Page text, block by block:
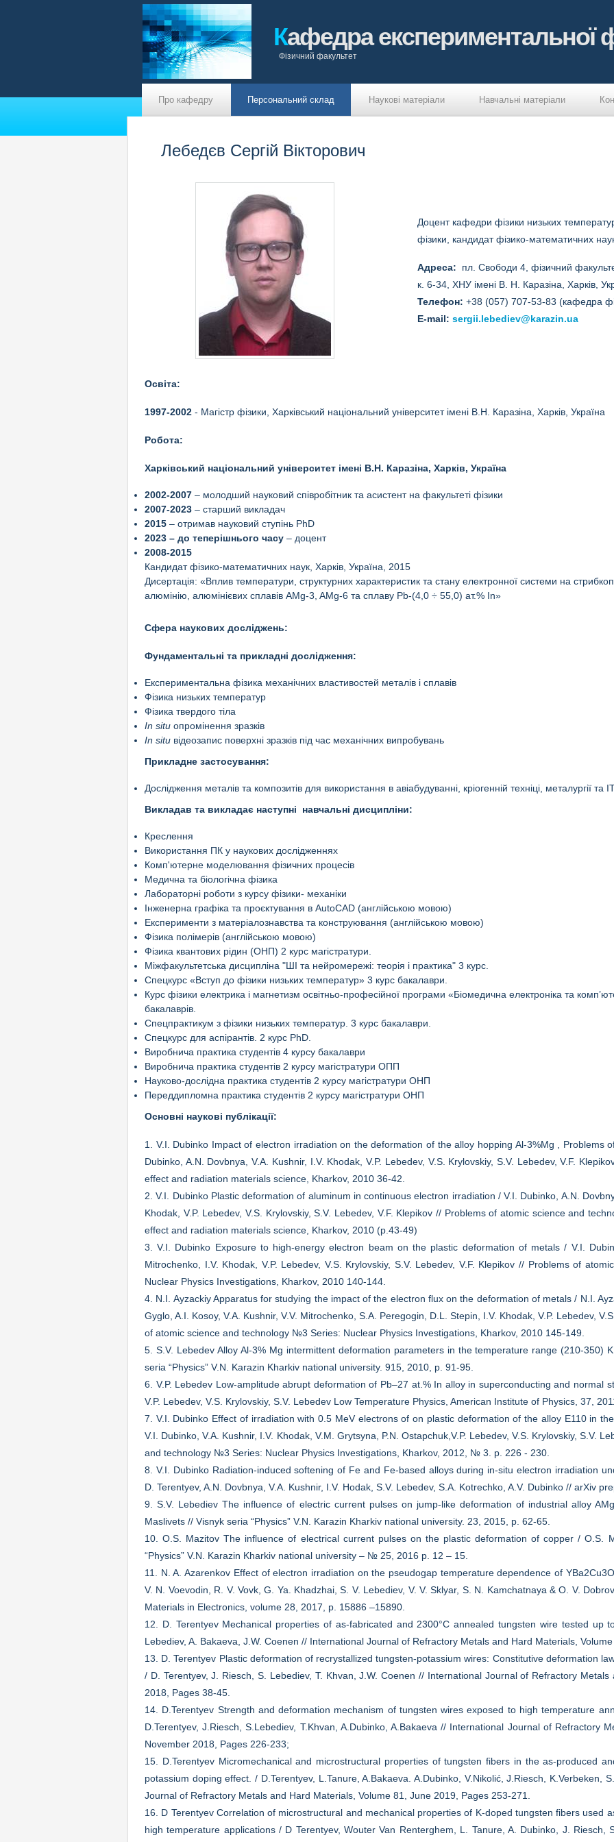
Кафедра експериментальної
Фізичний факультет
Про кафедру Персональний склад Наукові матеріали Навчальні матеріали
Лебедєв Сергій Вікторович
Доцент кафедри фізики низьких
фізики, кандидат фізико-математичних
Адресa: пл. Свободи 4, фізичний
к. 6-34, ХНУ імені В. Н. Каразіна, Харків,
Телефон: +38 (057) 707-53-83 (кафедра
E-mail: sergii.lebediev@karazin.ua
Освіта:
1997-2002 - Магістр фізики, Харківський національний університет імені В.Н. Каразіна, Харків, Україна
Робота:
Харківський національний університет імені В.Н. Каразіна, Харків, Україна
2002-2007 – молодший науковий співробітник та асистент на факультеті фізики
2007-2023 – старший викладач
2015 – отримав науковий ступінь PhD
2023 – до теперішнього часу – доцент
2008-2015
Кандидат фізико-математичних наук, Харків, Україна, 2015
Дисертація: «Вплив температури, структурних характеристик та стану електронної системи на
алюмінію, алюмінієвих сплавів AMg-3, AMg-6 та сплаву Pb-(4,0 ÷ 55,0) ат.% In»
Сфера наукових досліджень:
Фундаментальні та прикладні дослідження:
Експериментальна фізика механічних властивостей металів і сплавів
Фізика низьких температур
Фізика твердого тіла
In situ опромінення зразків
In situ відеозапис поверхні зразків під час механічних випробувань
Прикладне застосування:
Дослідження металів та композитів для використання в авіабудуванні, кріогенній техніці, металургії та
Викладав та викладає наступні навчальні дисципліни:
Креслення
Використання ПК у наукових дослідженнях
Комп'ютерне моделювання фізичних процесів
Медична та біологічна фізика
Лабораторні роботи з курсу фізики- механіки
Інженерна графіка та проєктування в AutoCAD (англійською мовою)
Експерименти з матеріалознавства та конструювання (англійською мовою)
Фізика полімерів (англійською мовою)
Фізика квантових рідин (ОНП) 2 курс магістратури.
Міжфакультетська дисципліна "ШІ та нейромережі: теорія і практика" 3 курс.
Спецкурс «Вступ до фізики низьких температур» 3 курс бакалаври.
Курс фізики електрика і магнетизм освітньо-професійної програми «Біомедична електроніка та
бакалаврів.
Спецпрактикум з фізики низьких температур. 3 курс бакалаври.
Спецкурс для аспірантів. 2 курс PhD.
Виробнича практика студентів 4 курсу бакалаври
Виробнича практика студентів 2 курсу магістратури ОПП
Науково-дослідна практика студентів 2 курсу магістратури ОНП
Переддипломна практика студентів 2 курсу магістратури ОНП
Основні наукові публікації:
1. V.I. Dubinko Impact of electron irradiation on the deformation of the alloy hopping Al-3%Mg , Problems
Dubinko, A.N. Dovbnya, V.A. Kushnir, I.V. Khodak, V.P. Lebedev, V.S. Krylovskiy, S.V. Lebedev, V.F.
effect and radiation materials science, Kharkov, 2010 36-42.
2. V.I. Dubinko Plastic deformation of aluminum in continuous electron irradiation / V.I. Dubinko, A.N.
Khodak, V.P. Lebedev, V.S. Krylovskiy, S.V. Lebedev, V.F. Klepikov // Problems of atomic science and
effect and radiation materials science, Kharkov, 2010 (p.43-49)
3. V.I. Dubinko Exposure to high-energy electron beam on the plastic deformation of metals / V.I.
Mitrochenko, I.V. Khodak, V.P. Lebedev, V.S. Krylovskiy, S.V. Lebedev, V.F. Klepikov // Problems of
Nuclear Physics Investigations, Kharkov, 2010 140-144.
4. N.I. Ayzackiy Apparatus for studying the impact of the electron flux on the deformation of metals / N.I.
Gyglo, A.I. Kosoy, V.A. Kushnir, V.V. Mitrochenko, S.А. Peregogin, D.L. Stepin, I.V. Khodak, V.P. Lebedev,
of atomic science and technology №3 Series: Nuclear Physics Investigations, Kharkov, 2010 145-149.
5. S.V. Lebedev Alloy Al-3% Mg intermittent deformation parameters in the temperature range (210-350)
seria “Physics” V.N. Karazin Kharkiv national university. 915, 2010, p. 91-95.
6. V.P. Lebedev Low-amplitude abrupt deformation of Pb–27 at.% In alloy in superconducting and normal
V.P. Lebedev, V.S. Krylovskiy, S.V. Lebedev Low Temperature Physics, American Institute of Physics, 37,
7. V.I. Dubinko Effect of irradiation with 0.5 MeV electrons of on plastic deformation of the alloy Е110 in
V.I. Dubinko, V.A. Kushnir, I.V. Khodak, V.M. Grytsyna, P.N. Ostapchuk,V.P. Lebedev, V.S. Krylovskiy, S.V.
and technology №3 Series: Nuclear Physics Investigations, Kharkov, 2012, № 3. p. 226 - 230.
8. V.I. Dubinko Radiation-induced softening of Fe and Fe-based alloys during in-situ electron irradiation
D. Terentyev, A.N. Dovbnya, V.A. Kushnir, I.V. Hodak, S.V. Lebedev, S.A. Kotrechko, A.V. Dubinko // arXiv
9. S.V. Lebediev The influence of electric current pulses on jump-like deformation of industrial alloy
Maslivets // Visnyk seria “Physics” V.N. Karazin Kharkiv national university. 23, 2015, p. 62-65.
10. O.S. Mazitov The influence of electrical current pulses on the plastic deformation of copper / O.S.
“Physics” V.N. Karazin Kharkiv national university – № 25, 2016 p. 12 – 15.
11. N. A. Azarenkov Effect of electron irradiation on the pseudogap temperature dependence of
V. N. Voevodin, R. V. Vovk, G. Ya. Khadzhai, S. V. Lebediev, V. V. Sklyar, S. N. Kamchatnaya & O. V.
Materials in Electronics, volume 28, 2017, p. 15886 –15890.
12. D. Terentyev Mechanical properties of as-fabricated and 2300°C annealed tungsten wire tested up
Lebediev, A. Bakaeva, J.W. Coenen // International Journal of Refractory Metals and Hard Materials,
13. D. Terentyev Plastic deformation of recrystallized tungsten-potassium wires: Constitutive deformation
/ D. Terentyev, J. Riesch, S. Lebediev, T. Khvan, J.W. Coenen // International Journal of Refractory
2018, Pages 38-45.
14. D.Terentyev Strength and deformation mechanism of tungsten wires exposed to high temperature
D.Terentyev, J.Riesch, S.Lebediev, T.Khvan, A.Dubinko, A.Bakaeva // International Journal of Refractory
November 2018, Pages 226-233;
15. D.Terentyev Micromechanical and microstructural properties of tungsten fibers in the as-produced
potassium doping effect. / D.Terentyev, L.Tanure, A.Bakaeva. A.Dubinko, V.Nikolić, J.Riesch, K.Verbeken,
Journal of Refractory Metals and Hard Materials, Volume 81, June 2019, Pages 253-271.
16. D Terentyev Correlation of microstructural and mechanical properties of K-doped tungsten fibers used
high temperature applications / D Terentyev, Wouter Van Renterghem, L. Tanure, A. Dubinko, J. Riesch,